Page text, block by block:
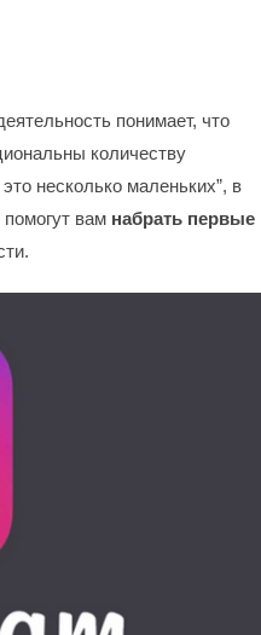
понимает, что
количеству
несколько маленьких”, в
вам набрать первые